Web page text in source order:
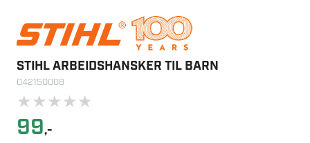
STIHL ARBEIDSHANSKER TIL BARN
042150008
★★★★★
99,-